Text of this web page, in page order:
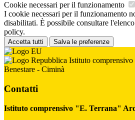
Cookie necessari per il funzionamento
I cookie necessari per il funzionamento
disabilitati. È possibile consultare
policy.
Accetta tutti Salva le preferenze
Istituto
Benestare - Ciminà
Contatti
Istituto comprensivo "E. Terrana"